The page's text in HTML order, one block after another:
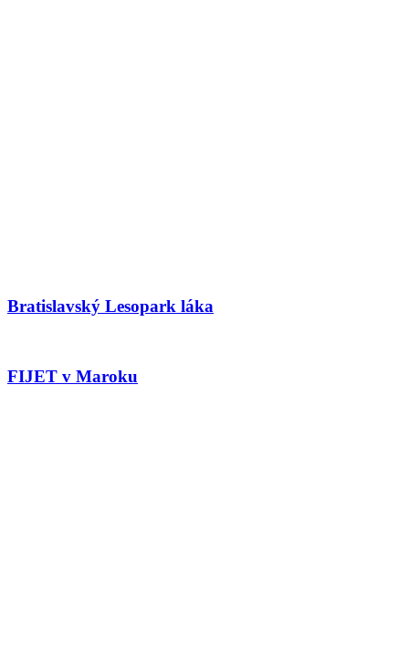
Bratislavský Lesopark láka
FIJET v Maroku